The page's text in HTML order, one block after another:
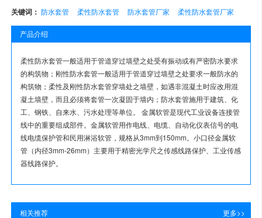
关键词：防水套管 柔性防水套管 防水套管厂家 柔性防水套管厂家
产品介绍
柔性防水套管一般适用于管道穿过墙壁之处受有振动或有严密防水要求
的构筑物；刚性防水套管一般适用于管道穿过墙壁之处要求一般防水的
构筑物；柔性及刚性防水套管穿墙处之墙壁，如遇非混凝土时应改用混
凝土墙壁，而且必须将套管一次凝固于墙内；防水套管施用于建筑、化
工、钢铁、自来水、污水处理等单位。 金属软管是现代工业设备连接管
线中的重要组成部件。金属软管用作电线、电缆、自动化仪表信号的电
线电缆保护管和民用淋浴软管，规格从3mm到150mm。小口径金属软
管（内径3mm-26mm）主要用于精密光学尺之传感线路保护、工业传感
器线路保护。
相关推荐 更多>>